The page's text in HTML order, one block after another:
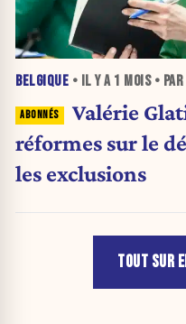
BELGIQUE • IL Y A 1 MOIS• PAR
Valérie
réformes sur le
les exclusions
TOUT SUR